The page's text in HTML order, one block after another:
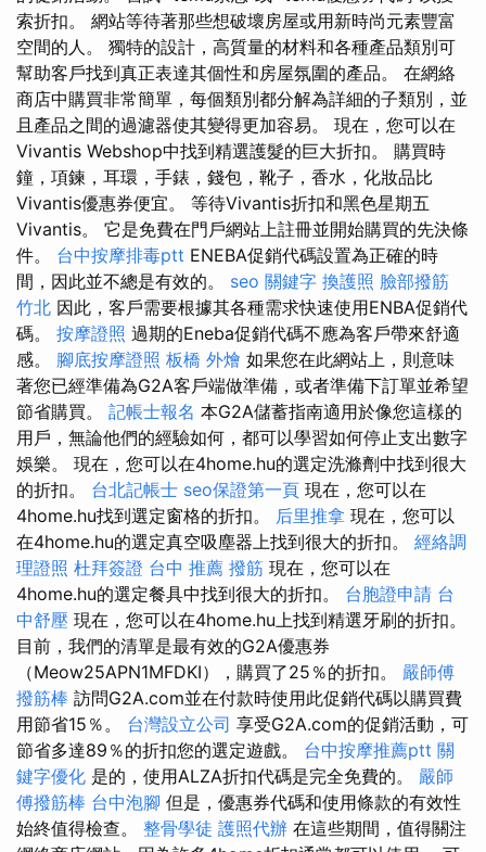
索折扣。 網站等待著那些想破壞房屋或用新時尚元素豐富
空間的人。 獨特的設計，高質量的材料和各種產品類別可
幫助客戶找到真正表達其個性和房屋氛圍的產品。 在網絡
商店中購買非常簡單，每個類別都分解為詳細的子類別，並
且產品之間的過濾器使其變得更加容易。 現在，您可以在
Vivantis Webshop中找到精選護髮的巨大折扣。 購買時
鐘，項鍊，耳環，手錶，錢包，靴子，香水，化妝品比
Vivantis優惠券便宜。 等待Vivantis折扣和黑色星期五
Vivantis。 它是免費在門戶網站上註冊並開始購買的先決條
件。 台中按摩排毒ptt ENEBA促銷代碼設置為正確的時
間，因此並不總是有效的。 seo 關鍵字 換護照 臉部撥筋
竹北 因此，客戶需要根據其各種需求快速使用ENBA促銷代
碼。 按摩證照 過期的Eneba促銷代碼不應為客戶帶來舒適
感。 腳底按摩證照 板橋 外燴 如果您在此網站上，則意味
著您已經準備為G2A客戶端做準備，或者準備下訂單並希望
節省購買。 記帳士報名 本G2A儲蓄指南適用於像您這樣的
用戶，無論他們的經驗如何，都可以學習如何停止支出數字
娛樂。 現在，您可以在4home.hu的選定洗滌劑中找到很大
的折扣。 台北記帳士 seo保證第一頁 現在，您可以在
4home.hu找到選定窗格的折扣。 后里推拿 現在，您可以
在4home.hu的選定真空吸塵器上找到很大的折扣。 經絡調
理證照 杜拜簽證 台中 推薦 撥筋 現在，您可以在
4home.hu的選定餐具中找到很大的折扣。 台胞證申請 台
中舒壓 現在，您可以在4home.hu上找到精選牙刷的折扣。
目前，我們的清單是最有效的G2A優惠券
（Meow25APN1MFDKI），購買了25％的折扣。 嚴師傅
撥筋棒 訪問G2A.com並在付款時使用此促銷代碼以購買費
用節省15％。 台灣設立公司 享受G2A.com的促銷活動，可
節省多達89％的折扣您的選定遊戲。 台中按摩推薦ptt 關
鍵字優化 是的，使用ALZA折扣代碼是完全免費的。 嚴師
傅撥筋棒 台中泡腳 但是，優惠券代碼和使用條款的有效性
始終值得檢查。 整骨學徒 護照代辦 在這些期間，值得關注